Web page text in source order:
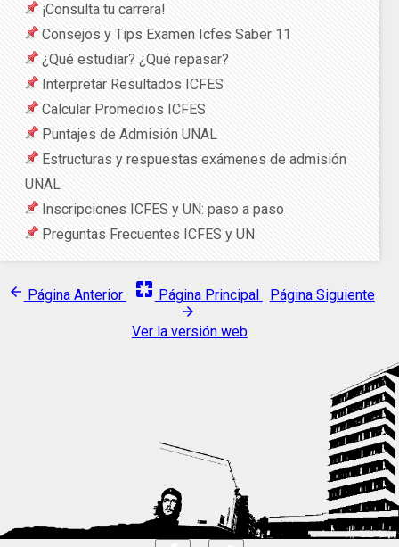
¡Consulta tu carrera!
Consejos y Tips Examen Icfes Saber 11
¿Qué estudiar? ¿Qué repasar?
Interpretar Resultados ICFES
Calcular Promedios ICFES
Puntajes de Admisión UNAL
Estructuras y respuestas exámenes de admisión
UNAL
Inscripciones ICFES y UN: paso a paso
Preguntas Frecuentes ICFES y UN
arrow_back Página Anterior pages Página Principal Página Siguiente
arrow_forward
Ver la versión web